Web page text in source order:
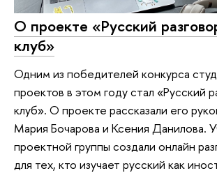
О проекте «Русский
клуб»
Одним из победителей конкурса
проектов в этом году стал «Русский
клуб». О проекте рассказали его
Мария Бочарова и Ксения Данилова.
проектной группы создали онлайн
для тех, кто изучает русский как